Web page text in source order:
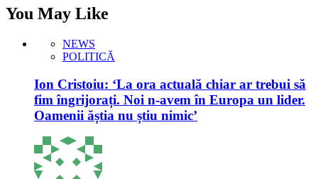
You May Like
NEWS
POLITICĂ
Ion Cristoiu: ‘La ora actuală chiar ar trebui să
fim îngrijorați. Noi n-avem în Europa un lider.
Oamenii ăștia nu știu nimic’